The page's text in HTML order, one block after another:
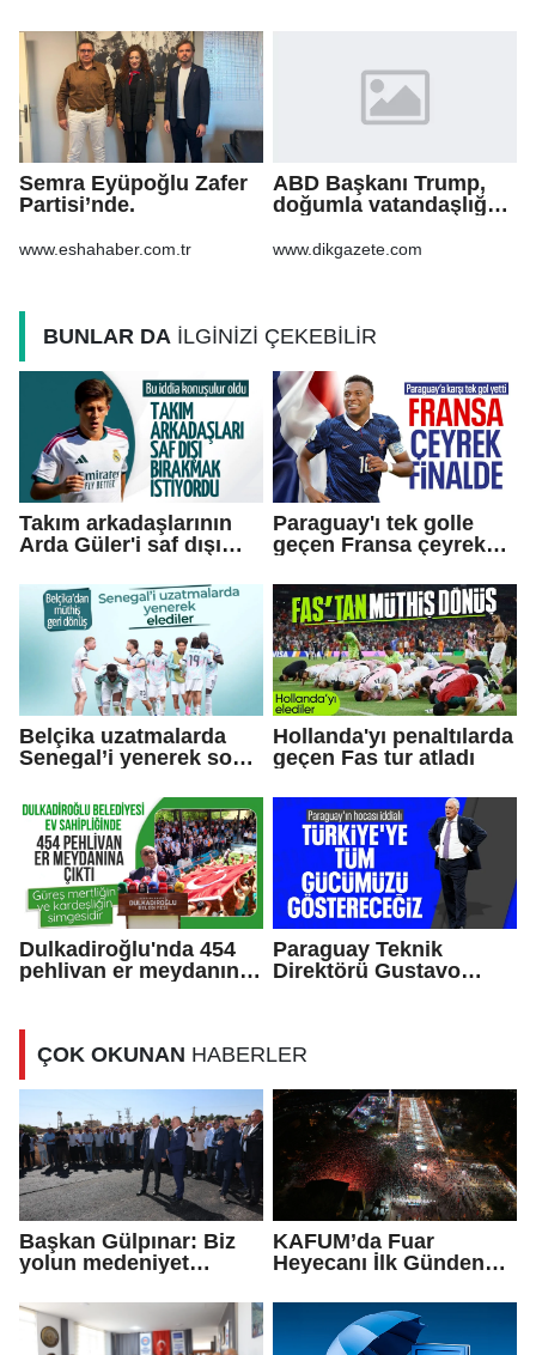
Semra Eyüpoğlu Zafer
Partisi’nde.
www.eshahaber.com.tr
ABD Başkanı Trump,
doğumla vatandaşlığa
genişleten
www.dikgazete.com
BUNLAR DA İLGİNİZİ ÇEKEBİLİR
Takım arkadaşlarının
Arda Güler'i saf dışı
iddiası!
Paraguay'ı tek golle
geçen Fransa çeyrek
Belçika uzatmalarda
Senegal’i yenerek son
Hollanda'yı penaltılarda
geçen Fas tur atladı
Dulkadiroğlu'nda 454
pehlivan er meydanına
Paraguay Teknik
Direktörü Gustavo
ÇOK OKUNAN HABERLER
Başkan Gülpınar: Biz
yolun medeniyet
KAFUM’da Fuar
Heyecanı İlk Günden